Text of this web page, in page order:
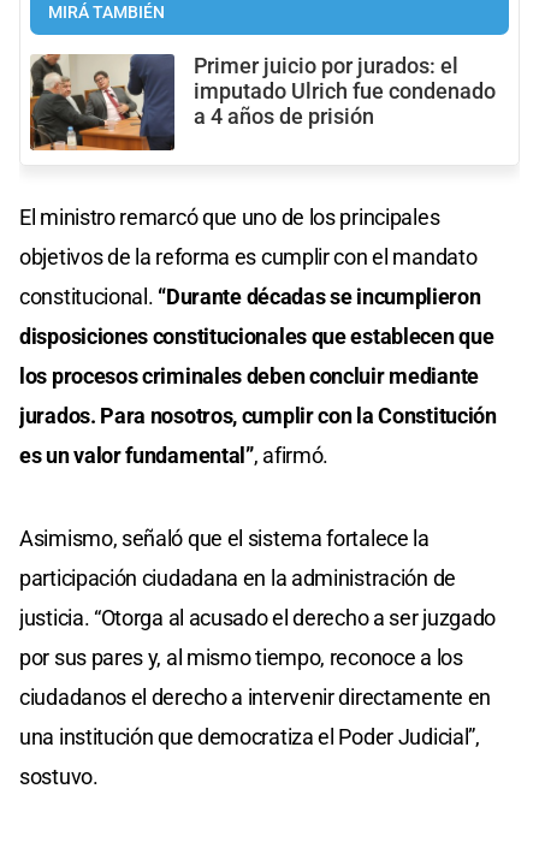
MIRÁ TAMBIÉN
Primer juicio por jurados: el
imputado Ulrich fue condenado
a 4 años de prisión
El ministro remarcó que uno de los principales
objetivos de la reforma es cumplir con el mandato
constitucional. “Durante décadas se incumplieron
disposiciones constitucionales que establecen que
los procesos criminales deben concluir mediante
jurados. Para nosotros, cumplir con la Constitución
es un valor fundamental”, afirmó.
Asimismo, señaló que el sistema fortalece la
participación ciudadana en la administración de
justicia. “Otorga al acusado el derecho a ser juzgado
por sus pares y, al mismo tiempo, reconoce a los
ciudadanos el derecho a intervenir directamente en
una institución que democratiza el Poder Judicial”,
sostuvo.